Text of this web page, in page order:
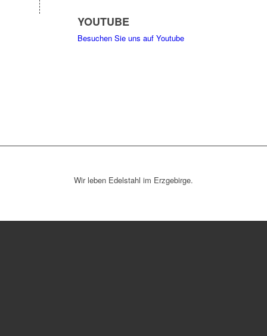
YOUTUBE
Besuchen Sie uns auf Youtube
Wir leben Edelstahl im Erzgebirge.